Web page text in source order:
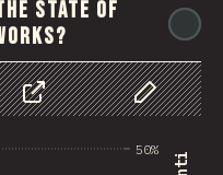
state of
Condividere
50%